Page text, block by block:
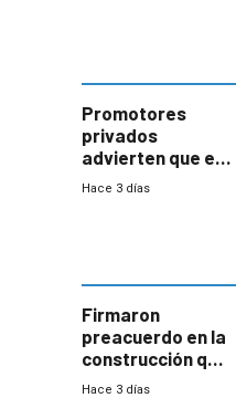
enorme
potencial
Promotores
privados
advierten que el
nuevo convenio
a revisar
proyectos
Hace 3 días
Firmaron
preacuerdo en la
construcción que
comprende
Hace 3 días